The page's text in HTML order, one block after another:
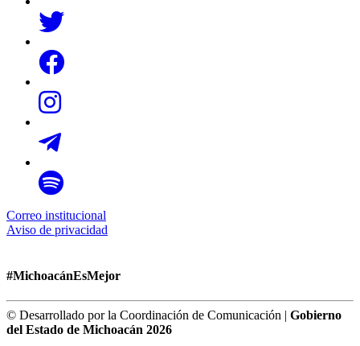
Correo institucional
Aviso de privacidad
#MichoacánEsMejor
© Desarrollado por la Coordinación de Comunicación | Gobierno
del Estado de Michoacán 2026